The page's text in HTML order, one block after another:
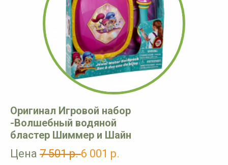
Оригинал Игровой набор
-Волшебный водяной
бластер Шиммер и Шайн
Цена 7 501 р.6 001 р.